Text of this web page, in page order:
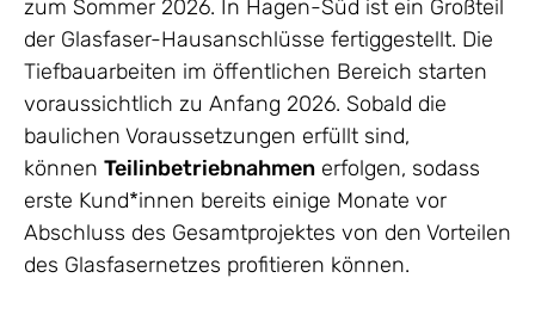
zum Sommer 2026. In Hagen-Süd ist ein Großteil
der Glasfaser-Hausanschlüsse fertiggestellt. Die
Tiefbauarbeiten im öffentlichen Bereich starten
voraussichtlich zu Anfang 2026. Sobald die
baulichen Voraussetzungen erfüllt sind,
können Teilinbetriebnahmen erfolgen, sodass
erste Kund*innen bereits einige Monate vor
Abschluss des Gesamtprojektes von den Vorteilen
des Glasfasernetzes profitieren können.